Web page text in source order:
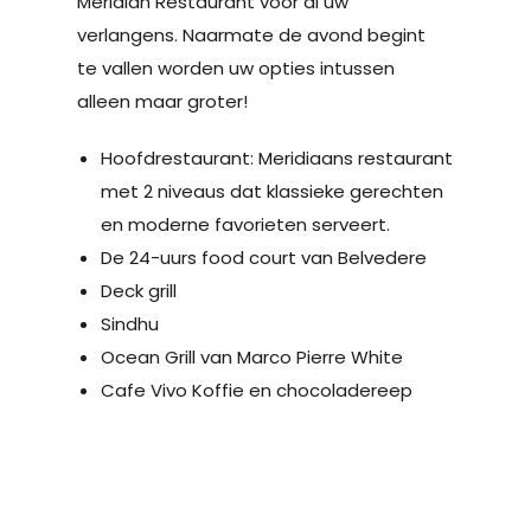
verlangens. Naarmate de avond begint
te vallen worden uw opties intussen
alleen maar groter!
Hoofdrestaurant: Meridiaans restaurant
met 2 niveaus dat klassieke gerechten
en moderne favorieten serveert.
De 24-uurs food court van Belvedere
Deck grill
Sindhu
Ocean Grill van Marco Pierre White
Cafe Vivo Koffie en chocoladereep